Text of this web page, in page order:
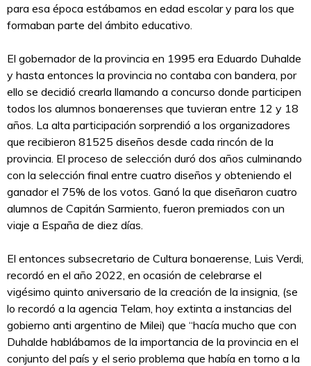
para esa época estábamos en edad escolar y para los que
formaban parte del ámbito educativo.
El gobernador de la provincia en 1995 era Eduardo Duhalde
y hasta entonces la provincia no contaba con bandera, por
ello se decidió crearla llamando a concurso donde participen
todos los alumnos bonaerenses que tuvieran entre 12 y 18
años. La alta participación sorprendió a los organizadores
que recibieron 81525 diseños desde cada rincón de la
provincia. El proceso de selección duró dos años culminando
con la selección final entre cuatro diseños y obteniendo el
ganador el 75% de los votos. Ganó la que diseñaron cuatro
alumnos de Capitán Sarmiento, fueron premiados con un
viaje a España de diez días.
El entonces subsecretario de Cultura bonaerense, Luis Verdi,
recordó en el año 2022, en ocasión de celebrarse el
vigésimo quinto aniversario de la creación de la insignia, (se
lo recordó a la agencia Telam, hoy extinta a instancias del
gobierno anti argentino de Milei) que “hacía mucho que con
Duhalde hablábamos de la importancia de la provincia en el
conjunto del país y el serio problema que había en torno a la